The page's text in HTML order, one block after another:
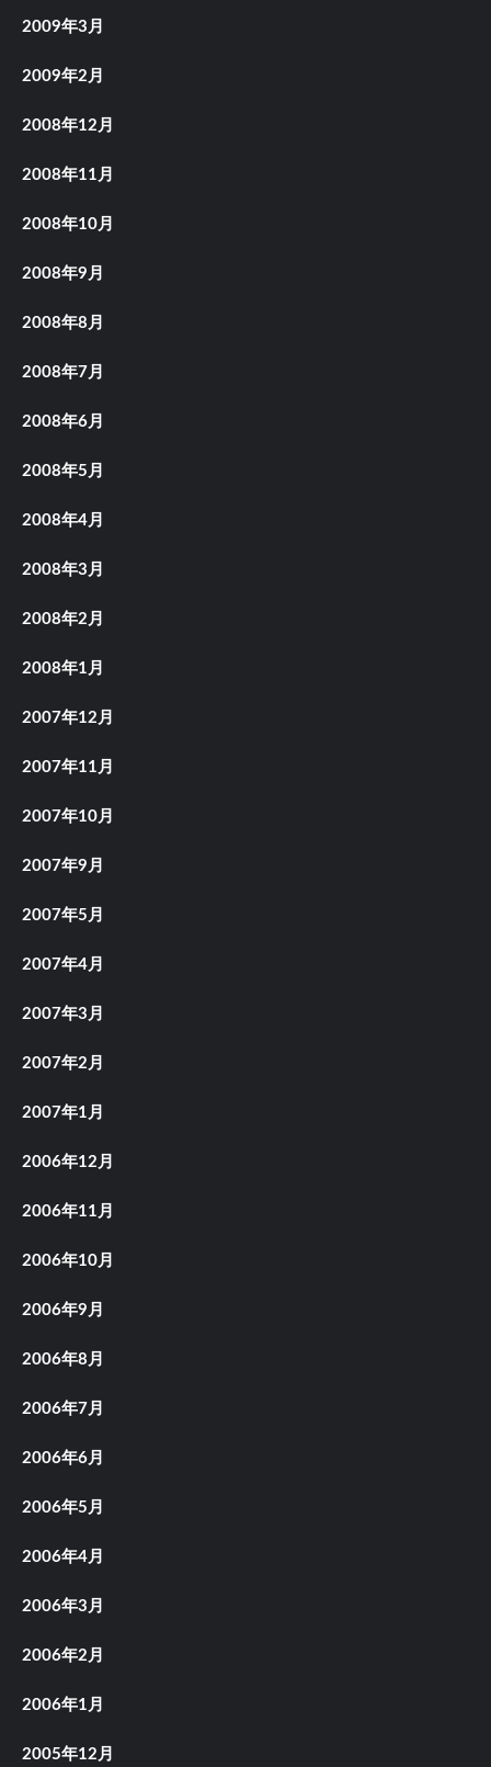
2009年3月
2009年2月
2008年12月
2008年11月
2008年10月
2008年9月
2008年8月
2008年7月
2008年6月
2008年5月
2008年4月
2008年3月
2008年2月
2008年1月
2007年12月
2007年11月
2007年10月
2007年9月
2007年5月
2007年4月
2007年3月
2007年2月
2007年1月
2006年12月
2006年11月
2006年10月
2006年9月
2006年8月
2006年7月
2006年6月
2006年5月
2006年4月
2006年3月
2006年2月
2006年1月
2005年12月